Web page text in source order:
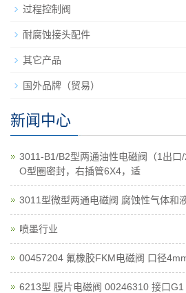
过程控制阀
耐腐蚀接头配件
其它产品
国外品牌（贸易）
新闻中心
3011-B1/B2型两通油性电磁阀（1出口
O型圈密封，右插管6X4，适
3011型微型两通电磁阀 腐蚀性气体和
喷墨行业
00457204 氟橡胶FKM电磁阀 口径
6213型 膜片电磁阀 00246310 接口